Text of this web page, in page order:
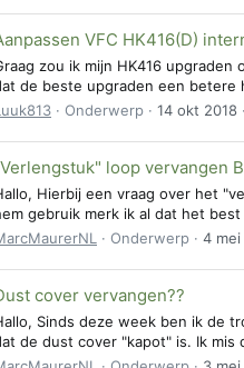
VFC HK416(D)
zou ik mijn HK416
de beste upgraden een betere
Onderwerp 14 okt 2018
loop vervangen
Hierbij een vraag over het
gebruik merk ik al dat het
Onderwerp 4 mei
cover vervangen??
Sinds deze week ben ik de
de dust cover "kapot" is. Ik